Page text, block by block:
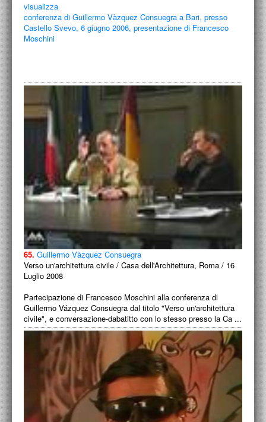
visualizza
conferenza di Guillermo Vàzquez Consuegra a Bari, presso
Castello Svevo, 6 giugno 2006, presentazione di Francesco
Moschini
65. Guillermo Vàzquez Consuegra
Verso un'architettura civile / Casa dell'Architettura, Roma / 16
Luglio 2008
Partecipazione di Francesco Moschini alla conferenza di
Guillermo Vázquez Consuegra dal titolo "Verso un'architettura
civile", e conversazione-dabatitto con lo stesso presso la Ca ...